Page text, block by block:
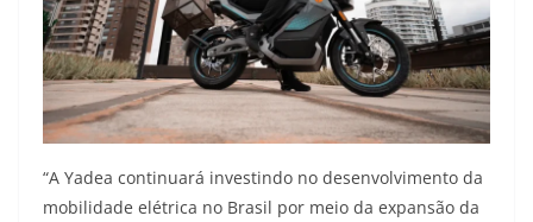
“A Yadea continuará investindo no desenvolvimento da
mobilidade elétrica no Brasil por meio da expansão da